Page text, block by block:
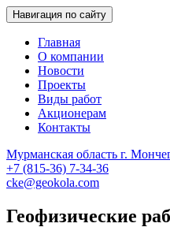
Навигация по сайту
Главная
О компании
Новости
Проекты
Виды работ
Акционерам
Контакты
Геологоразведка, Мончегорск
Центрально-Кольская
Мурманская область г.
+7 (815-36) 7-34-36
cke@geokola.com
Геофизические